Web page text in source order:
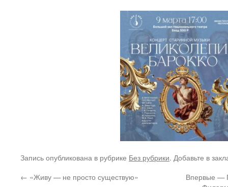
Запись опубликована в рубрике Без рубрики. Добавьте в
← «Живу — не просто существую»
Впервые —